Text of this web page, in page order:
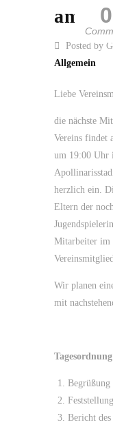
0
am
Posted by
Allgemein
Liebe
die nächste
Vereins findet
um 19:00 Uhr
herzlich ein.
Eltern der
Mitarbeiter im
Wir planen
mit
Tagesordnung
Begrüßung
Bericht des